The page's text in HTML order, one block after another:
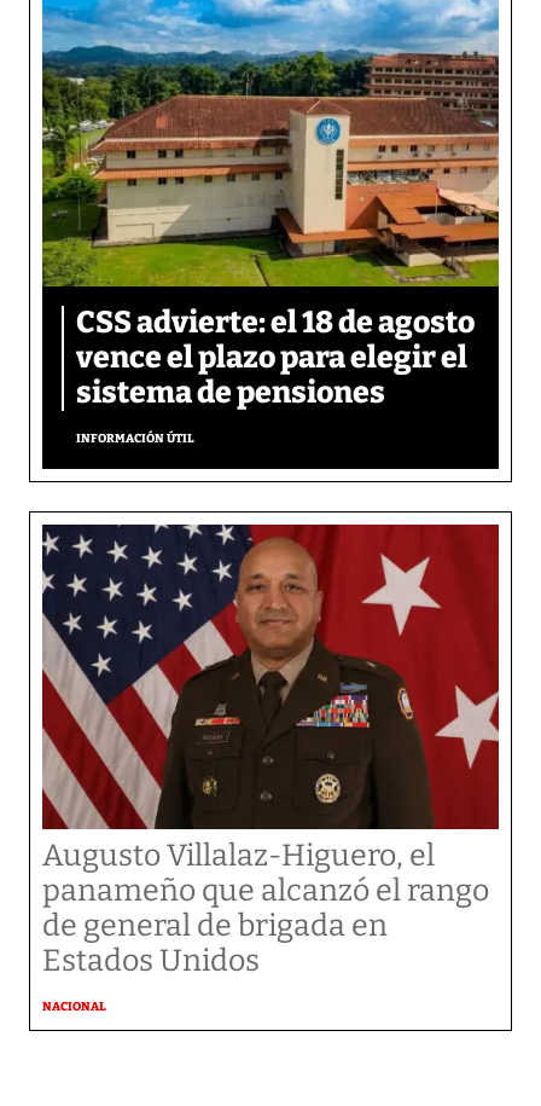
CSS advierte: el 18 de agosto
vence el plazo para elegir el
sistema de pensiones
INFORMACIÓN ÚTIL
Augusto Villalaz-Higuero, el
panameño que alcanzó el rango
de general de brigada en
Estados Unidos
NACIONAL